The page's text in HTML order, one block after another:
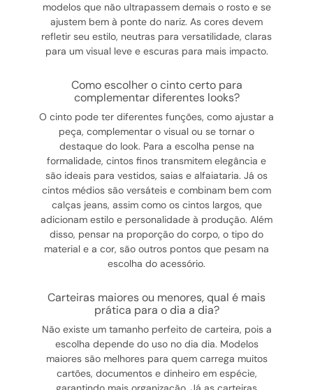
modelos que não ultrapassem demais o rosto e se
ajustem bem à ponte do nariz. As cores devem
refletir seu estilo, neutras para versatilidade, claras
para um visual leve e escuras para mais impacto.
como escolher o cinto certo para
complementar diferentes looks?
O cinto pode ter diferentes funções, como ajustar a
peça, complementar o visual ou se tornar o
destaque do look. Para a escolha pense na
formalidade, cintos finos transmitem elegância e
são ideais para vestidos, saias e alfaiataria. Já os
cintos médios são versáteis e combinam bem com
calças jeans, assim como os cintos largos, que
adicionam estilo e personalidade à produção. Além
disso, pensar na proporção do corpo, o tipo do
material e a cor, são outros pontos que pesam na
escolha do acessório.
carteiras maiores ou menores, qual é mais
prática para o dia a dia?
Não existe um tamanho perfeito de carteira, pois a
escolha depende do uso no dia dia. Modelos
maiores são melhores para quem carrega muitos
cartões, documentos e dinheiro em espécie,